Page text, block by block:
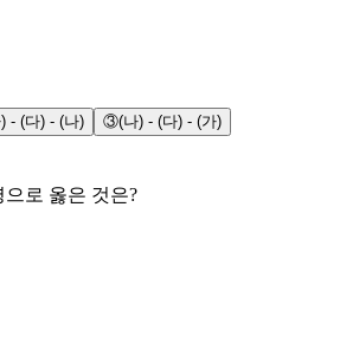
- (다) - (나) ③(나) - (다) - (가)
로 옳은 것은?